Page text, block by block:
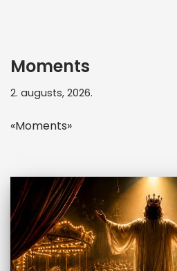
Moments
2. augusts, 2026.
«Moments»